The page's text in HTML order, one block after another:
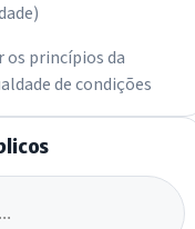
os princípios da
de condições